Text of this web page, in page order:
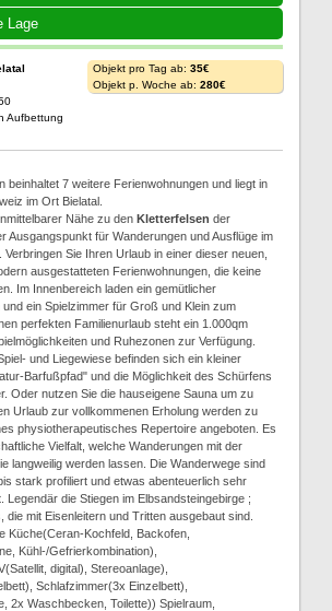
Lage
Aufbettung
Objekt pro Tag ab: 35€
Objekt p. Woche ab: 280€
beinhaltet 7 weitere Ferienwohnungen und liegt in
im Ort Bielatal.
Nähe zu den Kletterfelsen der
Ausgangspunkt für Wanderungen und Ausflüge im
Verbringen Sie Ihren Urlaub in einer dieser neuen,
ausgestatteten Ferienwohnungen, die keine
Im Innenbereich laden ein gemütlicher
ein Spielzimmer für Groß und Klein zum
perfekten Familienurlaub steht ein 1.000qm
und Ruhezonen zur Verfügung.
und Liegewiese befinden sich ein kleiner
Barfußpfad" und die Möglichkeit des Schürfens
Oder nutzen Sie die hauseigene Sauna um zu
Urlaub zur vollkommenen Erholung werden zu
physiotherapeutisches Repertoire angeboten. Es
Vielfalt, welche Wanderungen mit der
langweilig werden lassen. Die Wanderwege sind
stark profiliert und etwas abenteuerlich sehr
Legendär die Stiegen im Elbsandsteingebirge ;
die mit Eisenleitern und Tritten ausgebaut sind.
Küche(Ceran-Kochfeld, Backofen,
Kühl-/Gefrierkombination),
digital), Stereoanlage),
Schlafzimmer(3x Einzelbett),
2x Waschbecken, Toilette)) Spielraum,